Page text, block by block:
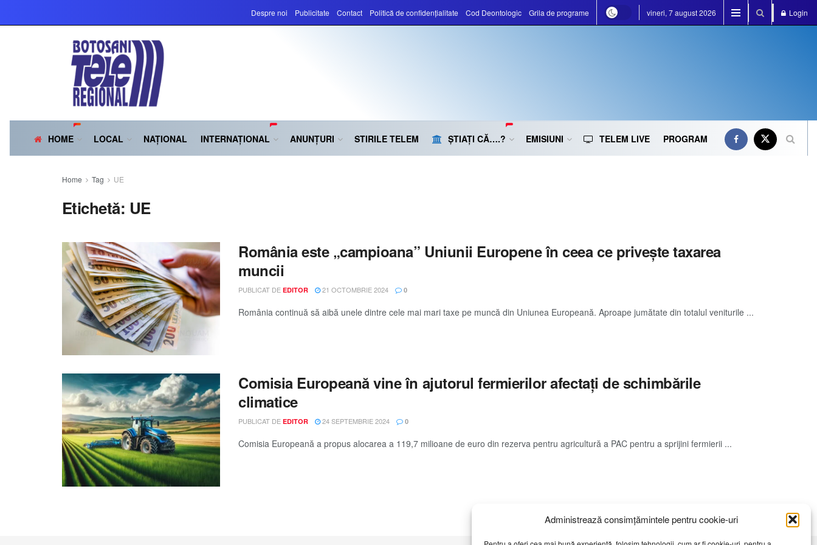
Administrează consimțămintele pentru cookie-uri
Despre noi Publicitate Contact Politică de confidențialitate Cod Deontologic Grila de programe vineri, 7 august 2026 Login
HOME LOCAL NAȚIONAL INTERNAȚIONAL ANUNȚURI STIRILE TELEM ȘTIAȚI CĂ….? EMISIUNI TELEM LIVE PROGRAM
Home Tag UE
Etichetă: UE
România este „campioana” Uniunii Europene în ceea ce privește taxarea
muncii
PUBLICAT DE EDITOR 21 OCTOMBRIE 2024 0
România continuă să aibă unele dintre cele mai mari taxe pe muncă din Uniunea Europeană. Aproape jumătate din totalul veniturile ...
Comisia Europeană vine în ajutorul fermierilor afectați de schimbările
climatice
PUBLICAT DE EDITOR 24 SEPTEMBRIE 2024 0
Comisia Europeană a propus alocarea a 119,7 milioane de euro din rezerva pentru agricultură a PAC pentru a sprijini fermierii ...